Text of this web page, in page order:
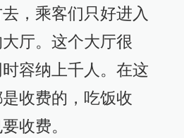
，乘客们只好进入
厅。这个大厅很
容纳上千人。在这
收费的，吃饭收
收费。